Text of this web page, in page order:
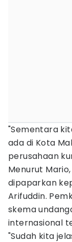
"Sementara
ada di Kota
perusahaan
Menurut
dipaparkan
Arifuddin.
skema
internasional
"Sudah kita